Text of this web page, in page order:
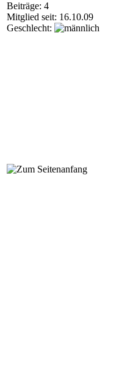
Beiträge: 4
Mitglied seit: 16.10.09
Geschlecht: